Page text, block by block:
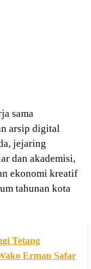
sama
arsip digital
jejaring
dan akademisi,
ekonomi kreatif
tahunan kota
Tetang
Erman Safar